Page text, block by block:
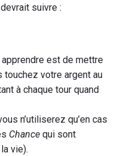
suivre :
est de mettre
touchez votre argent au
à chaque tour quand
n’utiliserez qu’en cas
Chance qui sont
vie).